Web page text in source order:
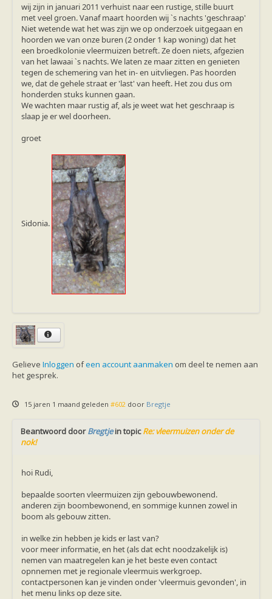
wij zijn in januari 2011 verhuist naar een rustige, stille buurt
met veel groen. Vanaf maart hoorden wij `s nachts 'geschraap'
Niet wetende wat het was zijn we op onderzoek uitgegaan en
hoorden we van onze buren (2 onder 1 kap woning) dat het
een broedkolonie vleermuizen betreft. Ze doen niets, afgezien
van het lawaai `s nachts. We laten ze maar zitten en genieten
tegen de schemering van het in- en uitvliegen. Pas hoorden
we, dat de gehele straat er 'last' van heeft. Het zou dus om
honderden stuks kunnen gaan.
We wachten maar rustig af, als je weet wat het geschraap is
slaap je er wel doorheen.
groet
Sidonia.
Gelieve Inloggen ofeen account aanmaken om deel te nemen aan
het gesprek.
15 jaren 1 maand geleden #602 door Bregtje
Beantwoord doorBregtjein topicRe: vleermuizen onder de
nok!
hoi Rudi,
bepaalde soorten vleermuizen zijn gebouwbewonend.
anderen zijn boombewonend, en sommige kunnen zowel in
boom als gebouw zitten.
in welke zin hebben je kids er last van?
voor meer informatie, en het (als dat echt noodzakelijk is)
nemen van maatregelen kan je het beste even contact
opnnemen met je regionale vleermuis werkgroep.
contactpersonen kan je vinden onder 'vleermuis gevonden', in
het menu links op deze site.